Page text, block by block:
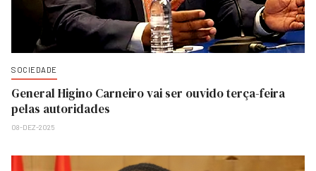
SOCIEDADE
General Higino Carneiro vai ser ouvido terça-feira
pelas autoridades
08-DEZ-2025